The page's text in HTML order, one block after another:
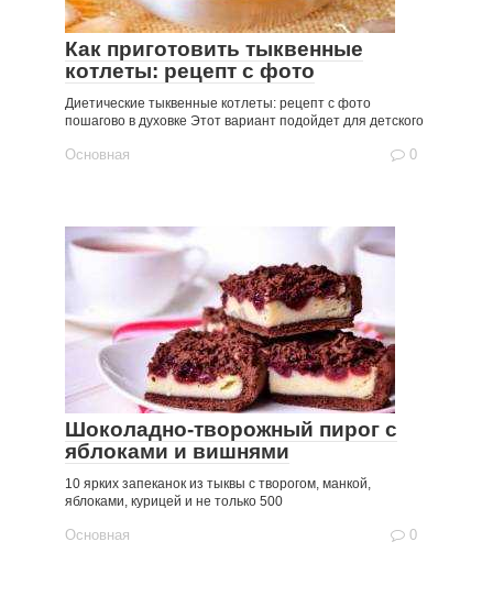
Как приготовить тыквенные
котлеты: рецепт с фото
Диетические тыквенные котлеты: рецепт с фото
пошагово в духовке Этот вариант подойдет для детского
Основная 0
Шоколадно-творожный пирог с
яблоками и вишнями
10 ярких запеканок из тыквы с творогом, манкой,
яблоками, курицей и не только 500
Основная 0